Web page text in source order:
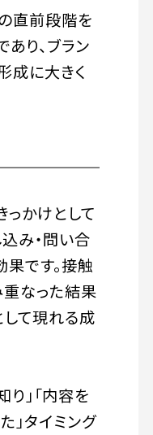
直前段階を
り、ブラン
成に大きく
かけとして
み・問い合
です。接触
なった結果
して現れる成
り」「内容を
」タイミング